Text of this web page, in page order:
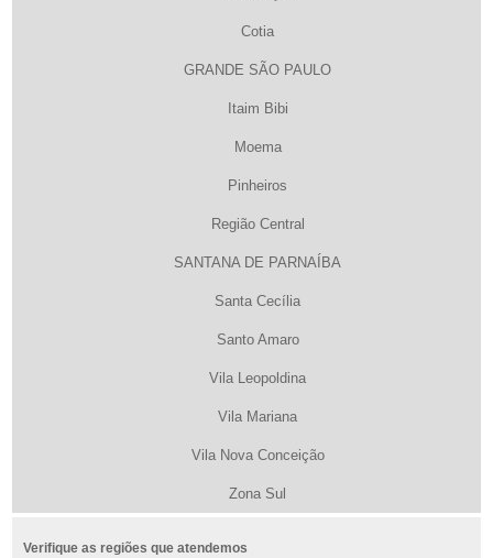
Cotia
GRANDE SÃO PAULO
Itaim Bibi
Moema
Pinheiros
Região Central
SANTANA DE PARNAÍBA
Santa Cecília
Santo Amaro
Vila Leopoldina
Vila Mariana
Vila Nova Conceição
Zona Sul
Verifique as regiões que atendemos